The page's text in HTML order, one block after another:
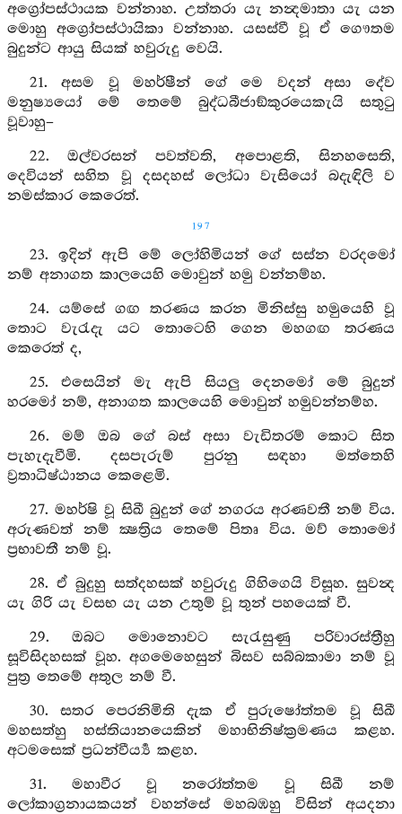
අග්‍රෝපස්ථායක වන්නාහ. උත්තරා යැ නන්‍දමාතා යැ යන
මොහු අග්‍රෝපස්ථායිකා වන්නාහ. යසස්වී වූ ඒ ගෞතම
බුදුන්ට ආයු සියක් හවුරුදු වෙයි.
21. අසම වූ මහර්ෂීන් ගේ මෙ වදන් අසා දේව
මනුෂ්‍යයෝ මේ තෙමේ බුද්ධබීජාඞ්කුරයෙකැයි සතුටු
වූවාහු–
22. ඔල්වරසන් පවත්වති, අපොළති, සිනහසෙති,
දෙවියන් සහිත වූ දසදහස් ලෝධා වැසියෝ බදැඳිලි ව
නමස්කාර කෙරෙත්.
197
23. ඉදින් ඇපි මේ ලෝහිමියන් ගේ සස්න වරදමෝ
නම් අනාගත කාලයෙහි මොවුන් හමු වන්නම්හ.
24. යම්සේ ගඟ තරණය කරන මිනිස්සු හමුයෙහි වූ
තොට වැරැදැ යට තොටෙහි ගෙන මහගඟ තරණය
කෙරෙත් ද,
25. එසෙයින් මැ ඇපි සියලු දෙනමෝ මේ බුදුන්
හරමෝ නම්, අනාගත කාලයෙහි මොවුන් හමුවන්නම්හ.
26. මම් ඔබ ගේ බස් අසා වැඩිතරම් කොට සිත
පැහැදැවීමි. දසපැරුම් පුරනු සඳහා මත්තෙහි
ව්‍රතාධිෂ්ඨානය කෙළෙමි.
27. මහර්ෂි වූ සිඛී බුදුන් ගේ නගරය අරණවතී නම් විය.
අරුණවත් නම් ක්‍ෂත්‍රිය තෙමේ පිතෘ විය. මව් තොමෝ
ප්‍රභාවතී නම් වූ.
28. ඒ බුදුහු සත්දහසක් හවුරුදු ගිහිගෙයි විසූහ. සුවන්‍ද
යැ ගිරි යැ වසභ යැ යන උතුම් වූ තුන් පහයෙක් වී.
29. ඔබට මොනොවට සැරැසුණු පරිවාරස්ත්‍රීහු
සූවිසිදහසක් වූහ. අගමෙහෙසුන් බිසව සබ්බකාමා නම් වූ
පුත්‍ර තෙමේ අතුල නම් වී.
30. සතර පෙරනිමිති දැක ඒ පුරුෂෝත්තම වූ සිඛී
මහසත්හු හස්තියානයෙකින් මහාභිනිෂ්ක්‍රමණය කළහ.
අටමසෙක් ප්‍රධන්වීර්‍ය්‍ය කළහ.
31. මහාවීර වූ නරෝත්තම වූ සිඛී නම්
ලෝකාග්‍රනායකයන් වහන්සේ මහබඹහු විසින් අයදනා